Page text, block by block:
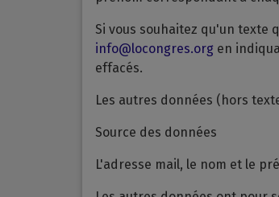
Si vous souhaitez qu'un texte
info@locongres.org en
effacés.
Les autres données (hors
Source des données
L'adresse mail, le nom et le